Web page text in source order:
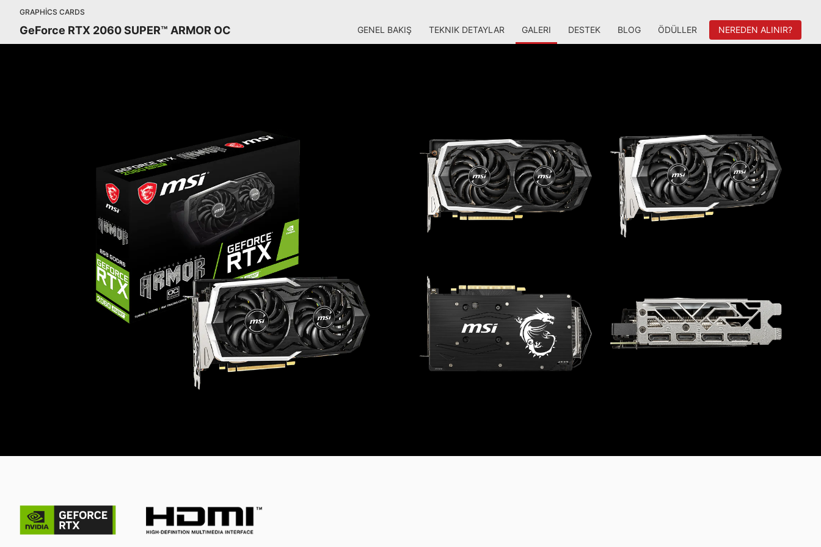
GRAPHICS CARDS
GeForce RTX 2060 SUPER™ ARMOR OC GENEL BAKIŞ TEKNIK DETAYLAR GALERI DESTEK BLOG ÖDÜLLER NEREDEN ALINIR?